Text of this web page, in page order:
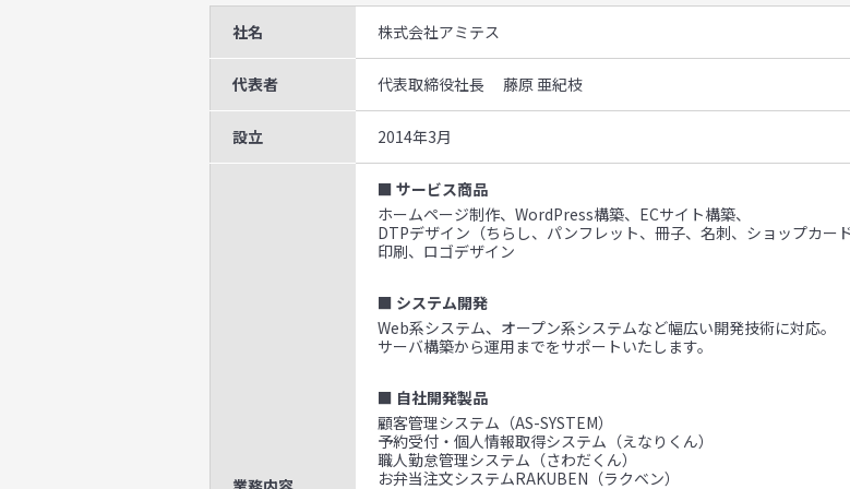
社名 株式会社アミテス
代表者 代表取締役社長 藤原 亜紀枝
設立 2014年3月
■ サービス商品
ホームページ制作、WordPress構築、ECサイト構築、
DTPデザイン（ちらし、パンフレット、冊子、名刺、ショップカー
印刷、ロゴデザイン
■ システム開発
Web系システム、オープン系システムなど幅広い開発技術に対応。
サーバ構築から運用までをサポートいたします。
■ 自社開発製品
顧客管理システム（AS-SYSTEM）
予約受付・個人情報取得システム（えなりくん）
職人勤怠管理システム（さわだくん）
お弁当注文システムRAKUBEN（ラクベン）